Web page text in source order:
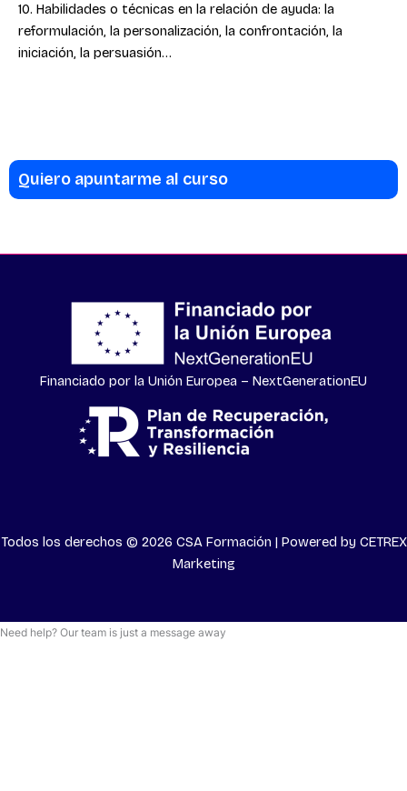
10. Habilidades o técnicas en la relación de ayuda: la
reformulación, la personalización, la confrontación, la
iniciación, la persuasión…
Quiero apuntarme al curso
Financiado por la Unión Europea – NextGenerationEU
Todos los derechos © 2026 CSA Formación | Powered by CETREX
Marketing
Need help? Our team is just a message away